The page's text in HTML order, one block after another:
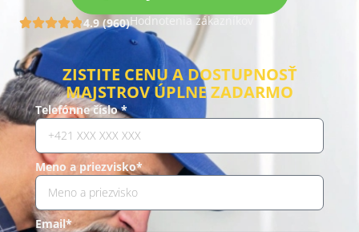
4.9 (960)Hodnotenia zákazníkov
ZISTITE CENU A DOSTUPNOSŤ
MAJSTROV ÚPLNE ZADARMO
Telefónne číslo *
Meno a priezvisko*
Email*